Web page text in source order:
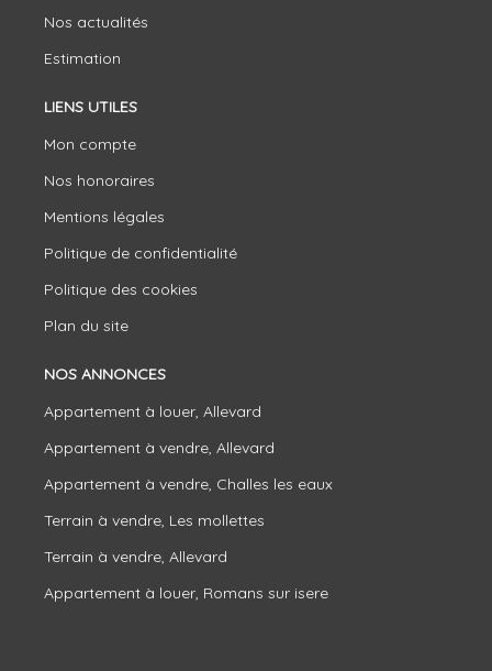
Nos actualités
Estimation
LIENS UTILES
Mon compte
Nos honoraires
Mentions légales
Politique de confidentialité
Politique des cookies
Plan du site
NOS ANNONCES
Appartement à louer, Allevard
Appartement à vendre, Allevard
Appartement à vendre, Challes les eaux
Terrain à vendre, Les mollettes
Terrain à vendre, Allevard
Appartement à louer, Romans sur isere